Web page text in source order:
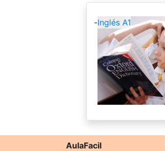
-Inglés A1
AulaFacil